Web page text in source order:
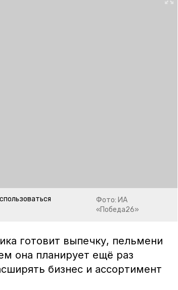
Фото: ИА
«Победа26»
готовит выпечку, пельмени
она планирует ещё раз
бизнес и ассортимент